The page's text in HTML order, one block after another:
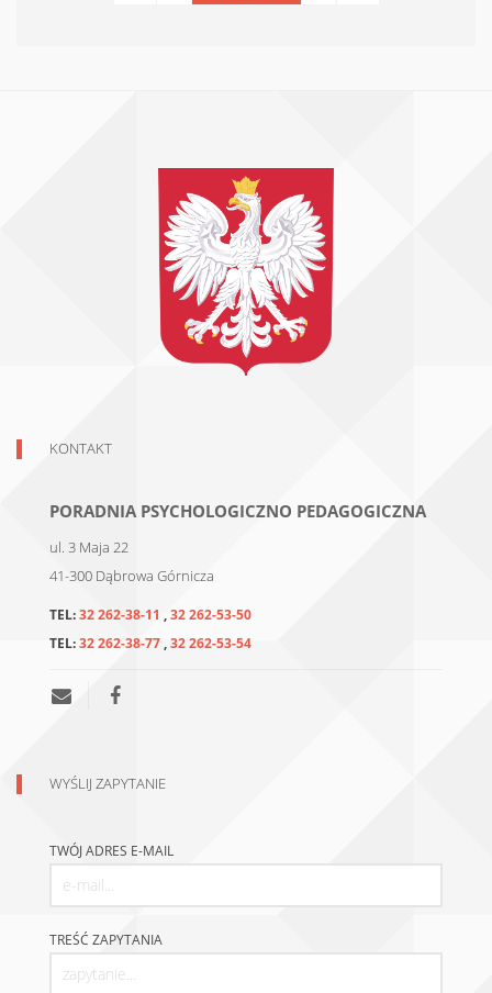
KONTAKT
PORADNIA PSYCHOLOGICZNO PEDAGOGICZNA
ul. 3 Maja 22
41-300 Dąbrowa Górnicza
TEL:32 262-38-11 ,32 262-53-50
TEL:32 262-38-77,32 262-53-54
WYŚLIJ ZAPYTANIE
TWÓJ ADRES E-MAIL
TREŚĆ ZAPYTANIA